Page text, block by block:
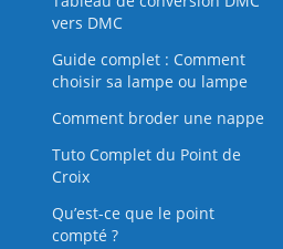
vers DMC
Guide complet : Comment
choisir sa lampe ou lampe
Comment broder une nappe
Tuto Complet du Point de
Croix
Qu’est-ce que le point
compté ?